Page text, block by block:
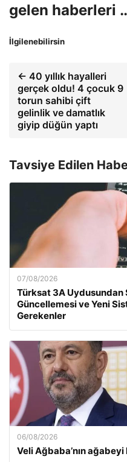
gelen haberleri
İlgilenebilirsin
← 40 yıllık hayalleri
gerçek oldu! 4 çocuk 9
torun sahibi çift
gelinlik ve damatlık
giyip düğün yaptı
Tavsiye Edilen
07/08/2026
Türksat 3A Uydusundan
Güncellemesi ve Yeni
Gerekenler
06/08/2026
Veli Ağbaba’nın